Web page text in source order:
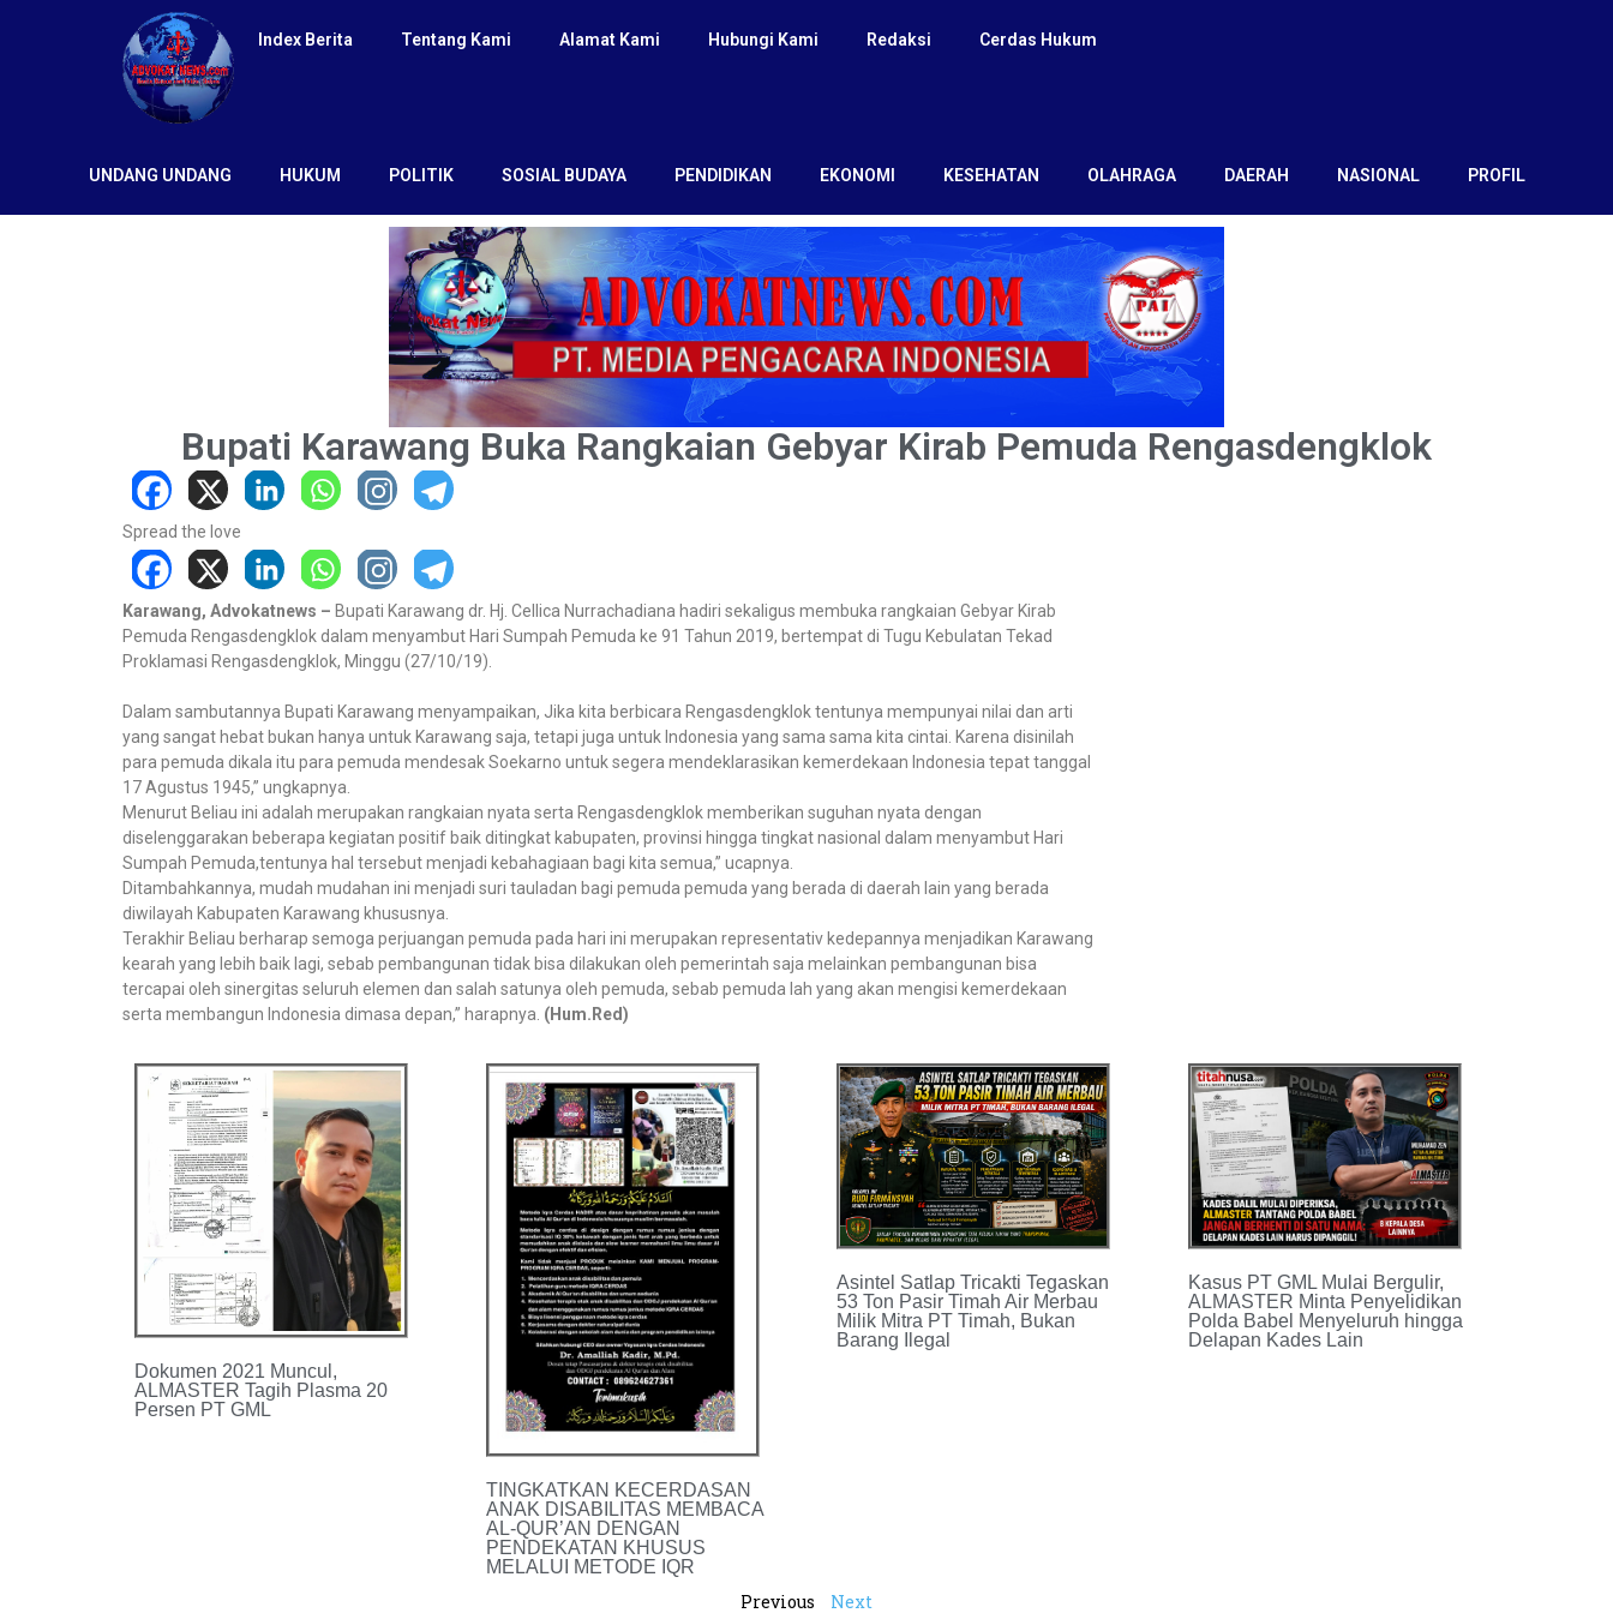
Index Berita Tentang Kami Alamat Kami Hubungi Kami Redaksi Cerdas Hukum
UNDANG UNDANG HUKUM POLITIK SOSIAL BUDAYA PENDIDIKAN EKONOMI KESEHATAN OLAHRAGA DAERAH NASIONAL PROFIL
Bupati Karawang Buka Rangkaian Gebyar Kirab Pemuda Rengasdengklok
Spread the love
Karawang, Advokatnews – Bupati Karawang dr. Hj. Cellica Nurrachadiana hadiri sekaligus membuka rangkaian Gebyar Kirab
Pemuda Rengasdengklok dalam menyambut Hari Sumpah Pemuda ke 91 Tahun 2019, bertempat di Tugu Kebulatan Tekad
Proklamasi Rengasdengklok, Minggu (27/10/19).
Dalam sambutannya Bupati Karawang menyampaikan, Jika kita berbicara Rengasdengklok tentunya mempunyai nilai dan arti
yang sangat hebat bukan hanya untuk Karawang saja, tetapi juga untuk Indonesia yang sama sama kita cintai. Karena disinilah
para pemuda dikala itu para pemuda mendesak Soekarno untuk segera mendeklarasikan kemerdekaan Indonesia tepat tanggal
17 Agustus 1945,” ungkapnya.
Menurut Beliau ini adalah merupakan rangkaian nyata serta Rengasdengklok memberikan suguhan nyata dengan
diselenggarakan beberapa kegiatan positif baik ditingkat kabupaten, provinsi hingga tingkat nasional dalam menyambut Hari
Sumpah Pemuda,tentunya hal tersebut menjadi kebahagiaan bagi kita semua,” ucapnya.
Ditambahkannya, mudah mudahan ini menjadi suri tauladan bagi pemuda pemuda yang berada di daerah lain yang berada
diwilayah Kabupaten Karawang khususnya.
Terakhir Beliau berharap semoga perjuangan pemuda pada hari ini merupakan representativ kedepannya menjadikan Karawang
kearah yang lebih baik lagi, sebab pembangunan tidak bisa dilakukan oleh pemerintah saja melainkan pembangunan bisa
tercapai oleh sinergitas seluruh elemen dan salah satunya oleh pemuda, sebab pemuda lah yang akan mengisi kemerdekaan
serta membangun Indonesia dimasa depan,” harapnya. (Hum.Red)
Dokumen 2021 Muncul,
ALMASTER Tagih Plasma 20
Persen PT GML
TINGKATKAN KECERDASAN
ANAK DISABILITAS MEMBACA
AL-QUR’AN DENGAN
PENDEKATAN KHUSUS
MELALUI METODE IQR
Asintel Satlap Tricakti Tegaskan
53 Ton Pasir Timah Air Merbau
Milik Mitra PT Timah, Bukan
Barang Ilegal
Kasus PT GML Mulai Bergulir,
ALMASTER Minta Penyelidikan
Polda Babel Menyeluruh hingga
Delapan Kades Lain
Previous Next